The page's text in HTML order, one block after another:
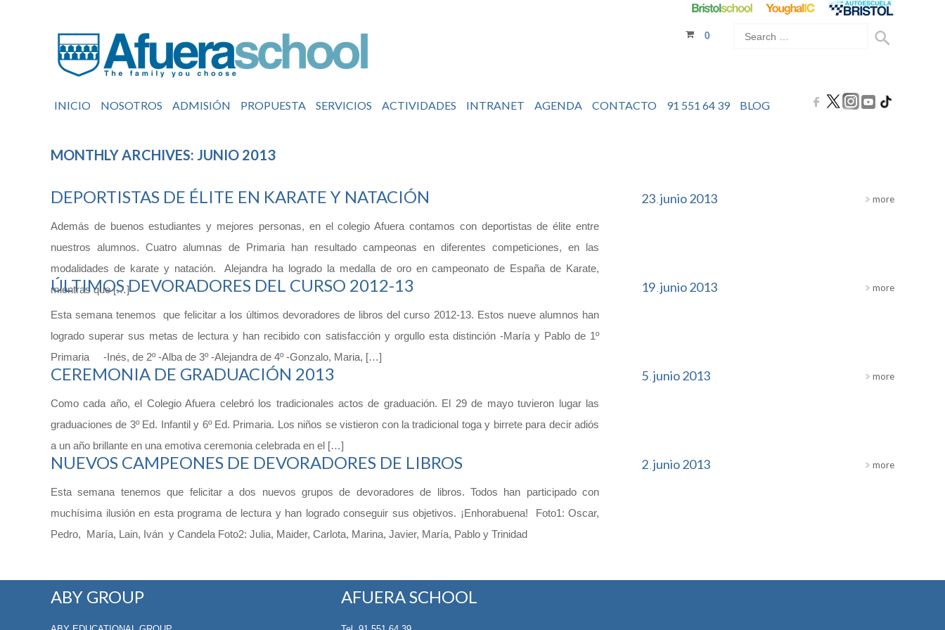
0
INICIO NOSOTROS ADMISIÓN PROPUESTA SERVICIOS ACTIVIDADES INTRANET AGENDA CONTACTO 91 551 64 39 BLOG
MONTHLY ARCHIVES: JUNIO 2013
DEPORTISTAS DE ÉLITE EN KARATE Y NATACIÓN 23 junio2013
Además de buenos estudiantes y mejores personas, en el colegio Afuera contamos con deportistas de élite entre
nuestros alumnos. Cuatro alumnas de Primaria han resultado campeonas en diferentes competiciones, en las
modalidades de karate y natación. Alejandra ha logrado la medalla de oro en campeonato de España de Karate,
mientras que […]
more
ÚLTIMOS DEVORADORES DEL CURSO 2012-13 19 junio2013
Esta semana tenemos que felicitar a los últimos devoradores de libros del curso 2012-13. Estos nueve alumnos han
logrado superar sus metas de lectura y han recibido con satisfacción y orgullo esta distinción -María y Pablo de 1º
Primaria -Inés, de 2º -Alba de 3º -Alejandra de 4º -Gonzalo, Maria, […]
more
CEREMONIA DE GRADUACIÓN 2013 5 junio2013
Como cada año, el Colegio Afuera celebró los tradicionales actos de graduación. El 29 de mayo tuvieron lugar las
graduaciones de 3º Ed. Infantil y 6º Ed. Primaria. Los niños se vistieron con la tradicional toga y birrete para decir adiós
a un año brillante en una emotiva ceremonia celebrada en el […]
more
NUEVOS CAMPEONES DE DEVORADORES DE LIBROS 2 junio2013
Esta semana tenemos que felicitar a dos nuevos grupos de devoradores de libros. Todos han participado con
muchísima ilusión en esta programa de lectura y han logrado conseguir sus objetivos. ¡Enhorabuena! Foto1: Oscar,
Pedro, María, Lain, Iván y Candela Foto2: Julia, Maider, Carlota, Marina, Javier, María, Pablo y Trinidad
more
ABY GROUP AFUERA SCHOOL